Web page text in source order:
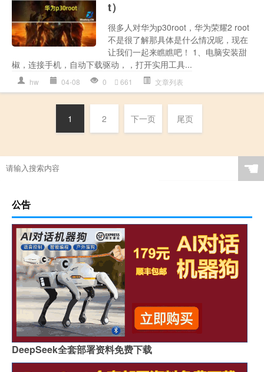
t）
很多人对华为p30root，华为荣耀2 root
不是很了解那具体是什么情况呢，现在
让我们一起来瞧瞧吧！ 1、电脑安装甜
椒，连接手机，自动下载驱动，，打开实用工具...
hw 04-08 0 661 文章列表
1 2 下一页 尾页
☚
公告
DeepSeek全套部署资料免费下载